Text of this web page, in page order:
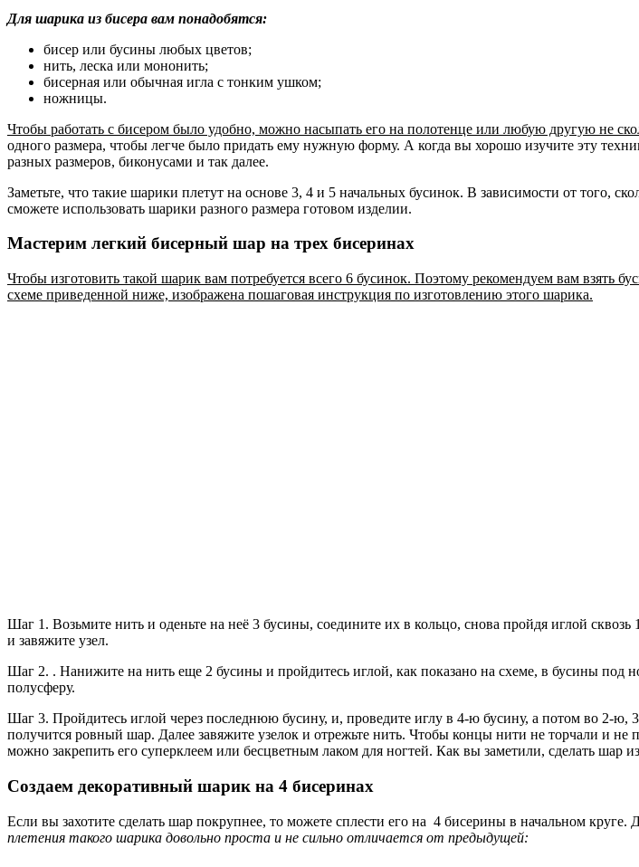
Для шарика из бисера вам понадобятся:
бисер или бусины любых цветов;
нить, леска или мононить;
бисерная или обычная игла с тонким ушком;
ножницы.
Чтобы работать с бисером было удобно, можно насыпать его на полотенце или любую другую не
одного размера, чтобы легче было придать ему нужную форму. А когда вы хорошо изучите эту
разных размеров, биконусами и так далее.
Заметьте, что такие шарики плетут на основе 3, 4 и 5 начальных бусинок. В зависимости от того,
сможете использовать шарики разного размера готовом изделии.
Мастерим легкий бисерный шар на трех бисеринах
Чтобы изготовить такой шарик вам потребуется всего 6 бусинок. Поэтому рекомендуем вам взять
схеме приведенной ниже, изображена пошаговая инструкция по изготовлению этого шарика.
Шаг 1. Возьмите нить и оденьте на неё 3 бусины, соедините их в кольцо, снова пройдя иглой
и завяжите узел.
Шаг 2. . Нанижите на нить еще 2 бусины и пройдитесь иглой, как показано на схеме, в бусины
полусферу.
Шаг 3. Пройдитесь иглой через последнюю бусину, и, проведите иглу в 4-ю бусину, а потом во 2-
получится ровный шар. Далее завяжите узелок и отрежьте нить. Чтобы концы нити не торчали и
можно закрепить его суперклеем или бесцветным лаком для ногтей. Как вы заметили, сделать шар
Создаем декоративный шарик на 4 бисеринах
Если вы захотите сделать шар покрупнее, то можете сплести его на 4 бисерины в начальном
плетения такого шарика довольно проста и не сильно отличается от предыдущей: